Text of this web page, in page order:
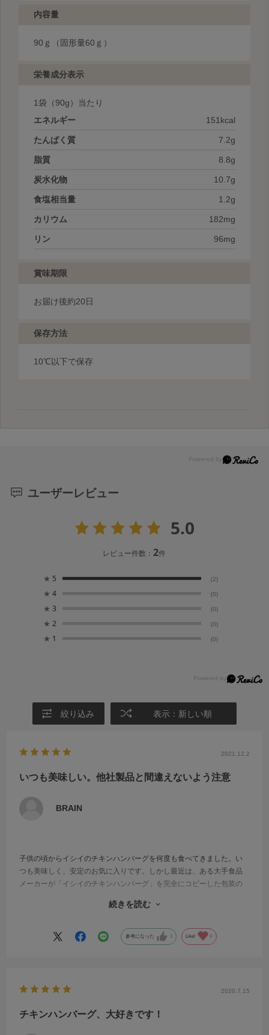
内容量
90ｇ（固形量60ｇ）
栄養成分表示
1袋 （90g）当たり
エネルギー
151kcal
たんぱく質 7.2g
脂質 8.8g
炭水化物 10.7g
食塩相当量 1.2g
カリウム 182mg
リン 96mg
賞味期限
お届け後約20日
保存方法
10℃以下で保存
ユーザーレビュー
5.0
レビュー件数：2件
★ 5 (2)
★ 4 (0)
★ 3 (0)
★ 2 (0)
★ 1 (0)
絞り込み 表示：新しい順
2021.12.2
いつも美味しい。他社製品と間違えないよう注意
BRAIN
子供の頃からイシイのチキンハンバーグを何度も食べてきました。い
つも美味しく、安定のお気に入りです。しかし最近は、ある大手食品
メーカーが「イシイのチキンハンバーグ」を完全にコピーした包装の
って購入して食べたら不味く、「イシイのチキンハンバーグ、こんな
製品だと気付きました。
他社の製品は大手スーパーだけでなくコンビニでもドラッグストアで
ファンが離れてしまうのでは、との危惧を感じます。日本の食品業界
きるだけ広範囲に流通できるように頑張ってください。
続きを読む
参考になった 1 Like! 0
2020.7.15
チキンハンバーグ、大好きです！